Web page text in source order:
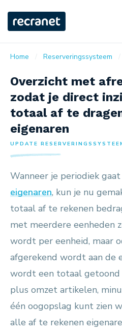
Home Reserveringssysteem
Overzicht met
zodat je direct
totaal af te
eigenaren
UPDATE
Wanneer je periodiek
eigenaren, kun je nu
totaal af te rekenen
met meerdere eenheden
wordt per eenheid, maar
afgerekend wordt aan de
wordt een totaal getoond
plus omzet artikelen,
één oogopslag kunt zien
alle af te rekenen